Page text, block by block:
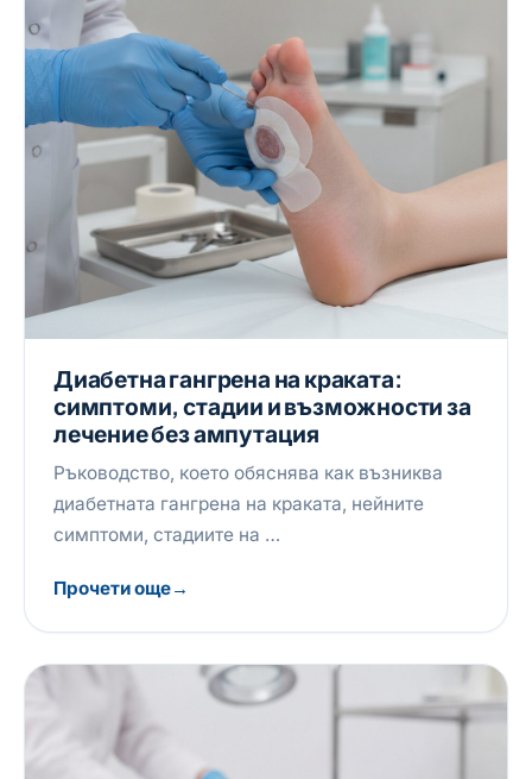
Диабетна гангрена на краката:
симптоми, стадии и възможности за
лечение без ампутация
Ръководство, което обяснява как възниква
диабетната гангрена на краката, нейните
симптоми, стадиите на …
Прочети още